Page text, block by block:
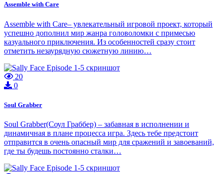
Assemble with Care
Assemble with Care– увлекательный игровой проект, который
успешно дополнил мир жанра головоломки с примесью
казуального приключения. Из особенностей сразу стоит
отметить незаурядную сюжетную линию…
20
0
Soul Grabber
Soul Grabber(Соул Граббер) – забавная в исполнении и
динамичная в плане процесса игра. Здесь тебе предстоит
отправится в очень опасный мир для сражений и завоеваний,
где ты будешь постоянно сталки…